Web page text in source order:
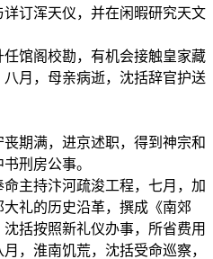
订浑天仪，并在闲暇研究天文
馆阁校勘，有机会接触皇家藏
月，母亲病逝，沈括辞官护送
期满，进京述职，得到神宗和
刑房公事。
主持汴河疏浚工程，七月，加
礼的历史沿革，撰成《南郊
括按照新礼仪办事，所省费用
，淮南饥荒，沈括受命巡察，